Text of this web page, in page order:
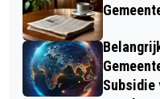
Subsidie